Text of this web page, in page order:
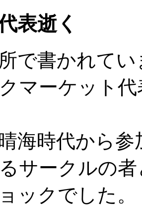
表逝く
で書かれて
マーケット
海時代から
サークルの
ックでした。